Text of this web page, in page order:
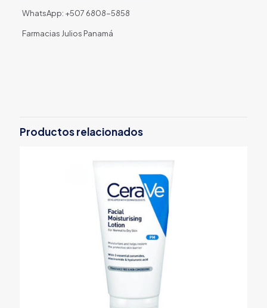
WhatsApp: +507 6808-5858
Farmacias Julios Panamá
Productos relacionados